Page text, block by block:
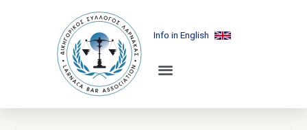
Info in English